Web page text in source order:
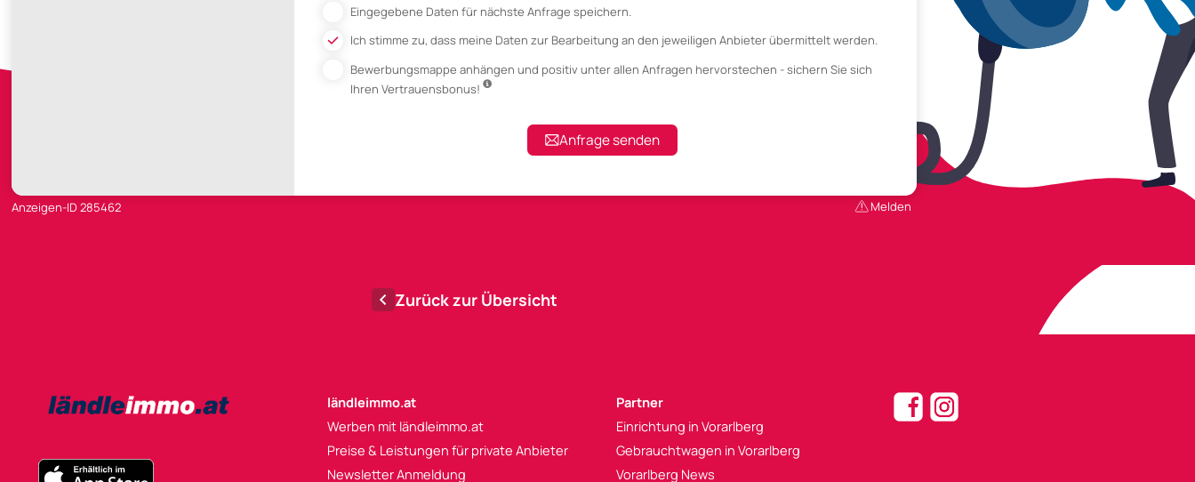
Eingegebene Daten für nächste Anfrage speichern.
Ich stimme zu, dass meine Daten zur Bearbeitung an den jeweiligen Anbieter übermittelt werden.
Bewerbungsmappe anhängenund positiv unter allen Anfragen hervorstechen - sichern Sie sich
Ihren Vertrauensbonus!
Anfrage senden
Anzeigen-ID 285462 Melden
Zurück zur Übersicht
ländleimmo.at
Werben mit ländleimmo.at
Preise & Leistungen für private Anbieter
Newsletter Anmeldung
Partner
Einrichtung in Vorarlberg
Gebrauchtwagen in Vorarlberg
Vorarlberg News